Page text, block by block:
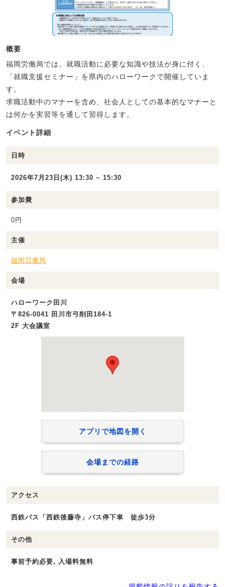
概要
福岡労働局では、就職活動に必要な知識や技法が身に付く、
「就職支援セミナー」を県内のハローワークで開催していま
す。
求職活動中のマナーを含め、社会人としての基本的なマナーと
は何かを実習等を通して習得します。
イベント詳細
日時
2026年7月23日(木) 13:30 ~ 15:30
参加費
0円
主催
福岡労働局
会場
ハローワーク田川
〒826-0041 田川市弓削田184-1
2F 大会議室
アプリで地図を開く
会場までの経路
アクセス
西鉄バス「西鉄後藤寺」バス停下車 徒歩3分
その他
事前予約必要, 入場料無料